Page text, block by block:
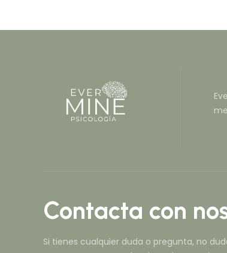
Contacta con
Si tienes cualquier duda o pregunta, no